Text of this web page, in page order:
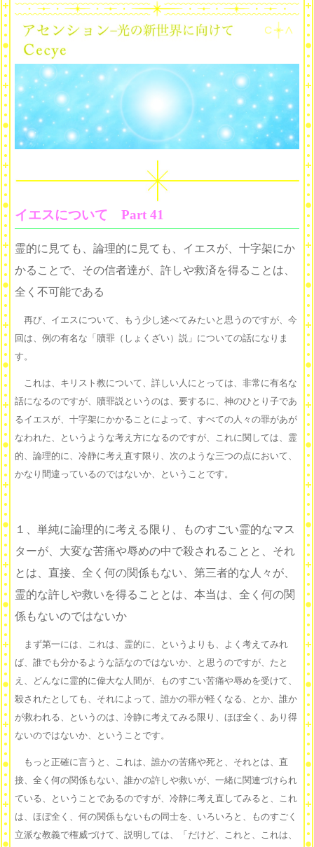
イエスについて Part 41
霊的に見ても、論理的に見ても、イエスが、十字架にか
かることで、その信者達が、許しや救済を得ることは、
全く不可能である
再び、イエスについて、もう少し述べてみたいと思うのですが、今
回は、例の有名な「贖罪（しょくざい）説」についての話になりま
す。
これは、キリスト教について、詳しい人にとっては、非常に有名な
話になるのですが、贖罪説というのは、要するに、神のひとり子であ
るイエスが、十字架にかかることによって、すべての人々の罪があが
なわれた、というような考え方になるのですが、これに関しては、霊
的、論理的に、冷静に考え直す限り、次のような三つの点において、
かなり間違っているのではないか、ということです。
１、単純に論理的に考える限り、ものすごい霊的なマス
ターが、大変な苦痛や辱めの中で殺されることと、それ
とは、直接、全く何の関係もない、第三者的な人々が、
霊的な許しや救いを得ることとは、本当は、全く何の関
係もないのではないか
まず第一には、これは、霊的に、というよりも、よく考えてみれ
ば、誰でも分かるような話なのではないか、と思うのですが、たと
え、どんなに霊的に偉大な人間が、ものすごい苦痛や辱めを受けて、
殺されたとしても、それによって、誰かの罪が軽くなる、とか、誰か
が救われる、というのは、冷静に考えてみる限り、ほぼ全く、あり得
ないのではないか、ということです。
もっと正確に言うと、これは、誰かの苦痛や死と、それとは、直
接、全く何の関係もない、誰かの許しや救いが、一緒に関連づけられ
ている、ということであるのですが、冷静に考え直してみると、これ
は、ほぼ全く、何の関係もないもの同士を、いろいろと、ものすごく
立派な教義で権威づけて、説明しては、「だけど、これと、これは、